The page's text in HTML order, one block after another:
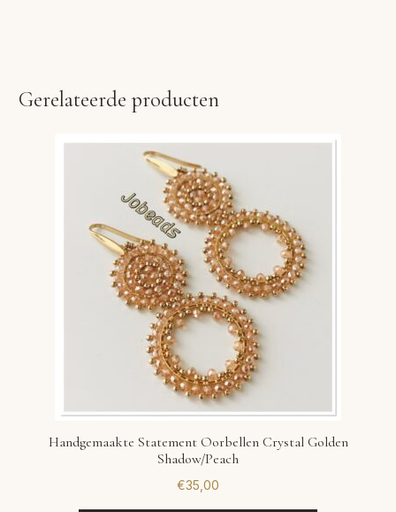
Gerelateerde producten
Handgemaakte Statement Oorbellen Crystal Golden
Shadow/Peach
€35,00